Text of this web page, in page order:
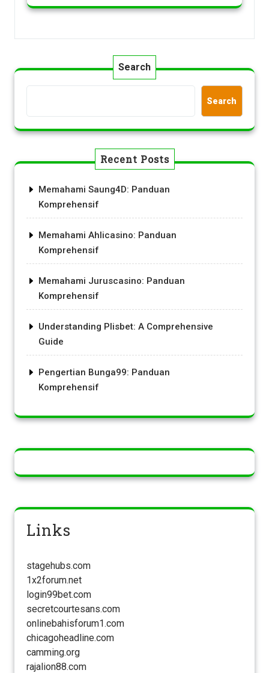
Search
Search
Recent Posts
Memahami Saung4D: Panduan
Komprehensif
Memahami Ahlicasino: Panduan
Komprehensif
Memahami Juruscasino: Panduan
Komprehensif
Understanding Plisbet: A Comprehensive
Guide
Pengertian Bunga99: Panduan
Komprehensif
Links
stagehubs.com
1x2forum.net
login99bet.com
secretcourtesans.com
onlinebahisforum1.com
chicagoheadline.com
camming.org
rajalion88.com